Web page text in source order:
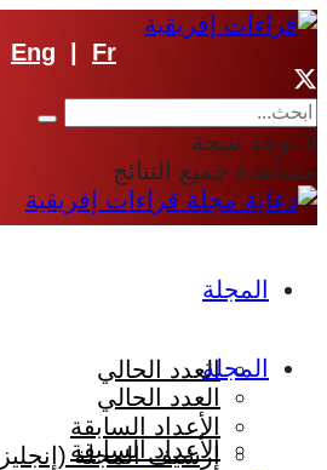
Eng Fr
لا توجد نتيجة
مشاهدة جميع النتائج
المجلة
العدد الحالي
الأعداد السابقة
المجلة
العدد الحالي
الأعداد السابقة
إرشيف المجلة